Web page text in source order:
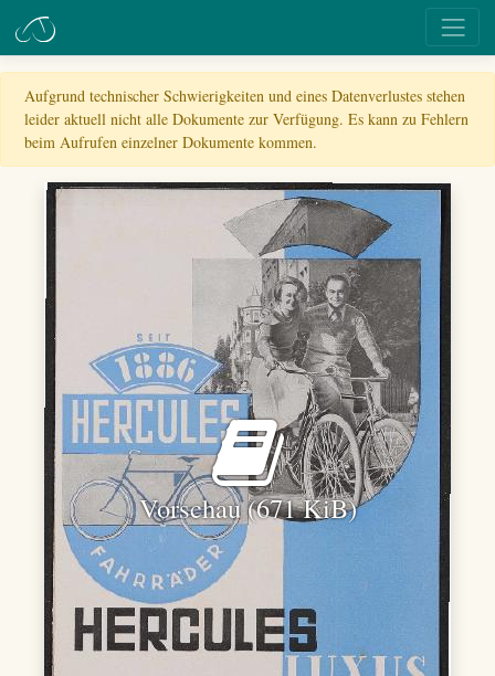
Aufgrund technischer Schwierigkeiten und eines Datenverlustes stehen
leider aktuell nicht alle Dokumente zur Verfügung. Es kann zu Fehlern
beim Aufrufen einzelner Dokumente kommen.
Vorschau (671 KiB)